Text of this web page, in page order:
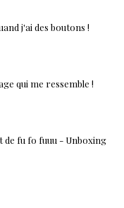
j'ai des boutons !
qui me ressemble !
de fu fo fuuu - Unboxing